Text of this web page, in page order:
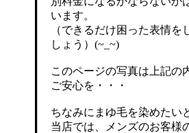
います。
（できるだけ困った表情
しょう）(~_~)
このページの写真は上記の
ご安心を・・・
ちなみにまゆ毛を染めたい
当店では、メンズのお客様